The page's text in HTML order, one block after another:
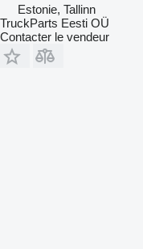
Estonie, Tallinn
TruckParts Eesti OÜ
Contacter le vendeur